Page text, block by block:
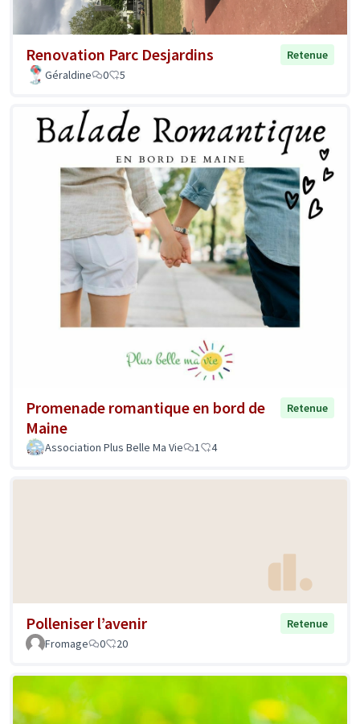
Renovation Parc Desjardins
Retenue
Géraldine
0 5
Promenade romantique en bord de
Maine
Retenue
Association Plus Belle Ma Vie 1 4
Polleniser l’avenir
Retenue
Fromage
0 20